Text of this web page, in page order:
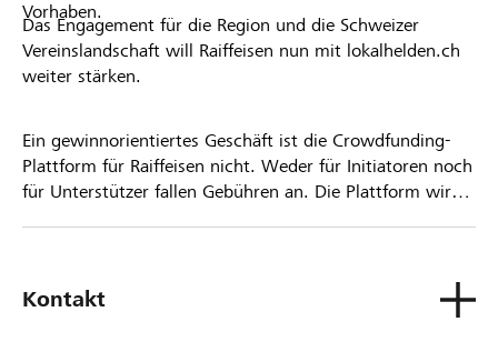
Vorhaben.
Das Engagement für die Region und die Schweizer
Vereinslandschaft will Raiffeisen nun mit lokalhelden.ch
weiter stärken.
Ein gewinnorientiertes Geschäft ist die Crowdfunding-
Plattform für Raiffeisen nicht. Weder für Initiatoren noch
für Unterstützer fallen Gebühren an. Die Plattform wird
Kontakt